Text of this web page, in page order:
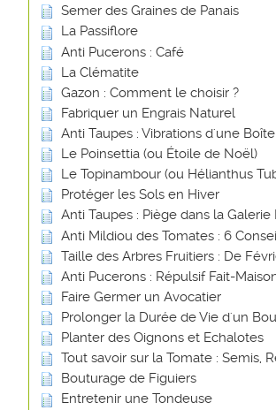
Semer des Graines de Panais
La Passiflore
Anti Pucerons : Café
La Clématite
Gazon : Comment le choisir ?
Fabriquer un Engrais Naturel
Anti Taupes : Vibrations d'une
Le Poinsettia (ou Étoile de Noël)
Le Topinambour (ou Hélianthus
Protéger les Sols en Hiver
Anti Taupes : Piège dans la Galerie
Anti Mildiou des Tomates : 6
Taille des Arbres Fruitiers : De
Anti Pucerons : Répulsif Fait-
Faire Germer un Avocatier
Prolonger la Durée de Vie d'un
Planter des Oignons et Echalotes
Tout savoir sur la Tomate : Semis,
Bouturage de Figuiers
Entretenir une Tondeuse